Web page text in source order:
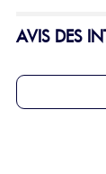
AVIS DES